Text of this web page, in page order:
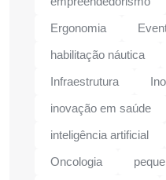
Ergonomia
habilitação náutica
Infraestrutura
inovação em saúde
inteligência artificial
Oncologia